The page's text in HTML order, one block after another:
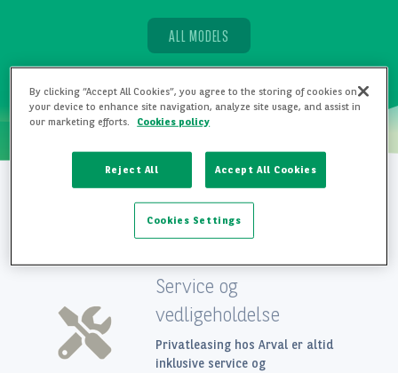
Hvad er privatleasing?
Privatleasingpriser
Bestillingsprocessen
Privatleasing af brugt bil
FAQ
ALL MODELS
Hvorfor leasing hos Arval?
Service og
vedligeholdelse
Privatleasing hos Arval er altid
inklusive service og
By clicking “Accept All Cookies”, you agree to the storing of cookies on
your device to enhance site navigation, analyze site usage, and assist in
our marketing efforts.
Cookies policy
Reject All Accept All Cookies
Cookies Settings